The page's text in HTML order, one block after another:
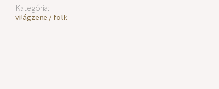
Kategória:
világzene / folk